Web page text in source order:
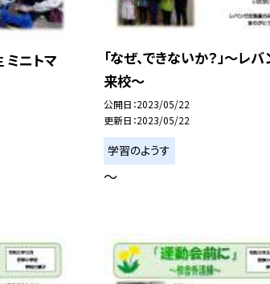
ミニトマ
「なぜ、できないか？」〜レ
来校〜
公開日 2023/05/22
更新日 2023/05/22
学習のようす
〜